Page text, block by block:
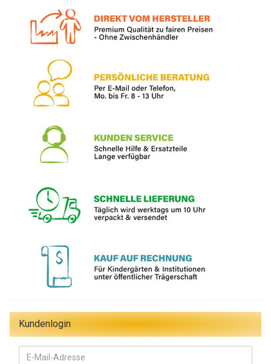
Kundenlogin
E-